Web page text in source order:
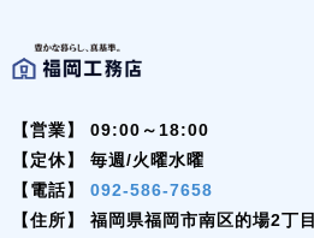
【営業】
09:00～18:00
【定休】
毎週/火曜水曜
【電話】
092-586-7658
【住所】
福岡県福岡市南区的場2丁